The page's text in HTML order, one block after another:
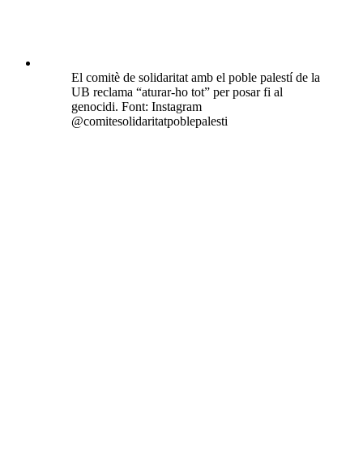
El comitè de solidaritat amb el poble palestí de la
UB reclama “aturar-ho tot” per posar fi al
genocidi. Font: Instagram
@comitesolidaritatpoblepalesti